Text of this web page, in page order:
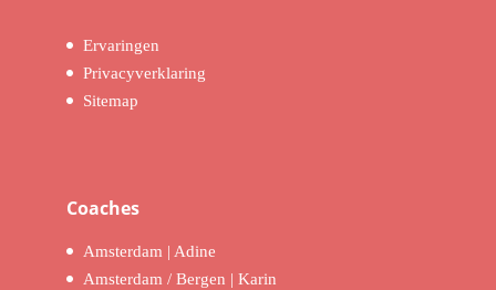
Ervaringen
Privacyverklaring
Sitemap
Coaches
Amsterdam | Adine
Amsterdam / Bergen | Karin